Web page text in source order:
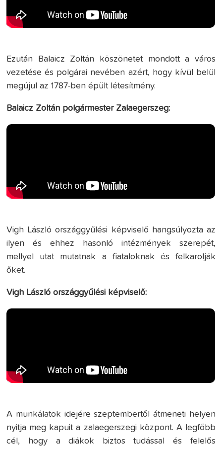
Ezután Balaicz Zoltán köszönetet mondott a város
vezetése és polgárai nevében azért, hogy kívül belül
megújul az 1787-ben épült létesítmény.
Balaicz Zoltán polgármester Zalaegerszeg:
Vigh László országgyűlési képviselő hangsúlyozta az
ilyen és ehhez hasonló intézmények szerepét,
mellyel utat mutatnak a fiataloknak és felkarolják
őket.
Vigh László országgyűlési képviselő:
A munkálatok idejére szeptembertől átmeneti helyen
nyitja meg kapuit a zalaegerszegi központ. A legfőbb
cél, hogy a diákok biztos tudással és felelős